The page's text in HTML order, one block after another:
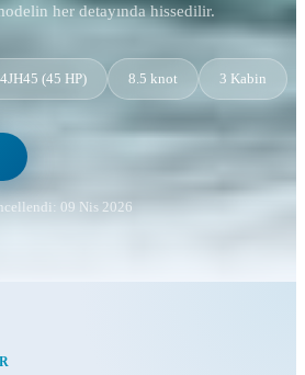
her detayında hissedilir.
(45 HP) 8.5 knot 3 Kabin
09 Nis 2026